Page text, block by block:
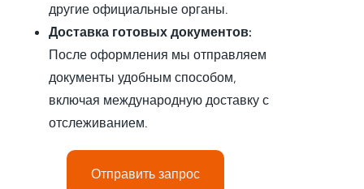
другие официальные органы.
Доставка готовых документов:
После оформления мы отправляем
документы удобным способом,
включая международную доставку с
отслеживанием.
Отправить запрос